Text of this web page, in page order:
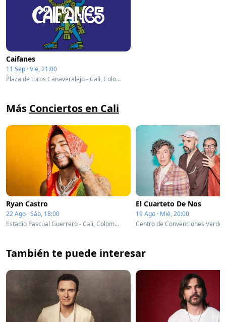
Caifanes
11 Sep · Vie, 21:00
Plaza de toros Canaveralejo - Cali, Colombia
Más Conciertos en Cali
Ryan Castro
22 Ago · Sáb, 18:00
Estadio Pascual Guerrero - Cali, Colombia
El Cuarteto De Nos
19 Ago · Mié, 20:00
También te puede interesar